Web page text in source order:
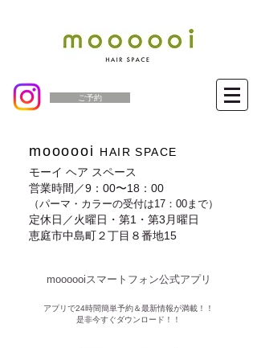
ご予約
moooooi
HAIR SPACE
モーイ ヘア スペース
営業時間／9：00〜18：00
（パーマ・カラーの受付は17：00まで）
定休日／火曜日・第1・第3月曜日
恵庭市中島町２丁目８番地15
moooooiスマートフォン公式アプリ​
​アプリで24時間簡単予約＆最新情報が満載！！
是非今すぐダウンロード！！